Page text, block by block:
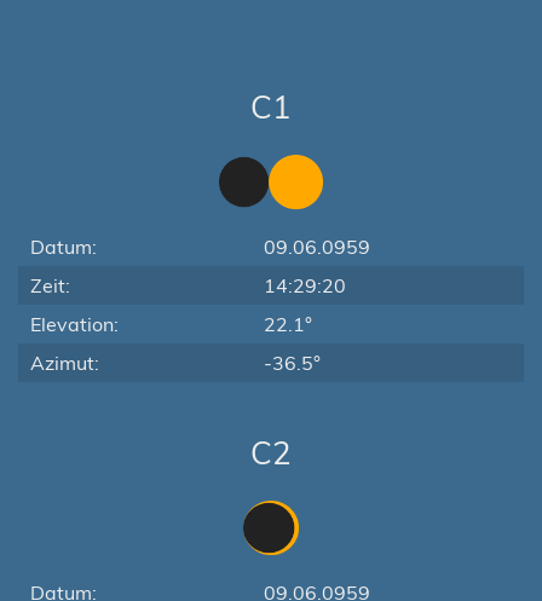
C1
Datum:
09.06.0959
Zeit:
14:29:20
Elevation:
22.1°
Azimut:
-36.5°
C2
Datum: 09.06.0959